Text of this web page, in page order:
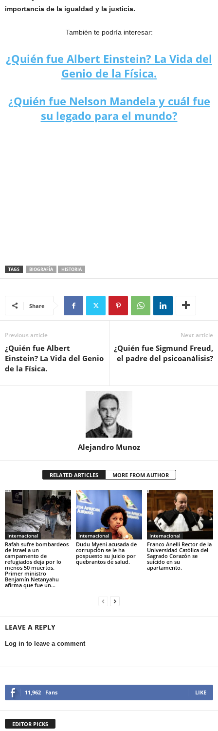
importancia de la igualdad y la justicia.
También te podría interesar:
¿Quién fue Albert Einstein? La Vida del
Genio de la Física.
¿Quién fue Nelson Mandela y cuál fue
su legado para el mundo?
TAGS BIOGRAFÍA HISTORIA
Share
Previous article
¿Quién fue Albert
Einstein? La Vida del Genio
de la Física.
Next article
¿Quién fue Sigmund Freud,
el padre del psicoanálisis?
Alejandro Munoz
RELATED ARTICLES MORE FROM AUTHOR
Internacional
Rafah sufre bombardeos
de Israel a un
campamento de
refugiados deja por lo
menos 50 muertos.
Primer ministro
Benjamín Netanyahu
afirma que fue un...
Internacional
Dudu Myeni acusada de
corrupción se le ha
pospuesto su juicio por
quebrantos de salud.
Internacional
Franco Anelli Rector de la
Universidad Católica del
Sagrado Corazón se
suicido en su
apartamento.
LEAVE A REPLY
Log in to leave a comment
11,962 Fans LIKE
EDITOR PICKS